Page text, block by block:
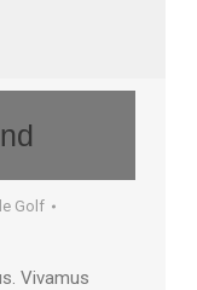
Golf
Vivamus